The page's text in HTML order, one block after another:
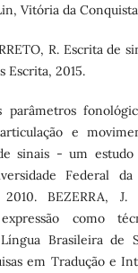
Vitória da
R. Escrita de
Escrita, 2015.
parâmetros
e
sinais - um estudo
Federal
2010. BEZERRA,
como
Brasileira de
em Tradução e